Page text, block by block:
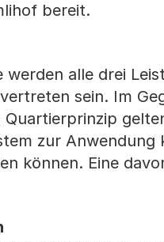
bereit.
alle drei
sein. Im
zur Anwendung
können. Eine